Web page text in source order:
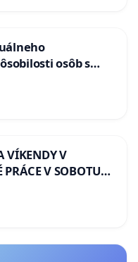
osôb s
do
VÍKENDY V
PRÁCE V SOBOTU
PRACOVNÝ
A PRAVIDELNÁ